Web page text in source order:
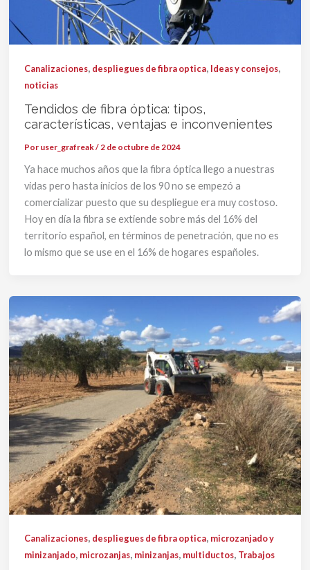
Canalizaciones, despliegues de fibra optica, Ideas y consejos,
noticias
Tendidos de fibra óptica: tipos,
características, ventajas e inconvenientes
Por user_grafreak/ 2 de octubre de 2024
Ya hace muchos años que la fibra óptica llego a nuestras
vidas pero hasta inicios de los 90 no se empezó a
comercializar puesto que su despliegue era muy costoso.
Hoy en día la fibra se extiende sobre más del 16% del
territorio español, en términos de penetración, que no es
lo mismo que se use en el 16% de hogares españoles.
Canalizaciones, despliegues de fibra optica, microzanjado y
minizanjado, microzanjas, minizanjas, multiductos, Trabajos